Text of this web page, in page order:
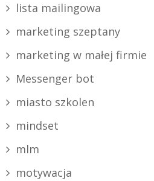
lista mailingowa
marketing szeptany
marketing w małej firmie
Messenger bot
miasto szkolen
mindset
mlm
motywacja